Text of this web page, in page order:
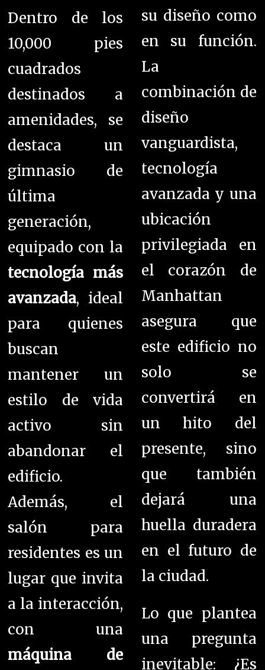
Dentro de los
10,000 pies
cuadrados
destinados a
amenidades, se
destaca un
gimnasio de
última
generación,
equipado con la
tecnología más
avanzada, ideal
para quienes
buscan
mantener un
estilo de vida
activo sin
abandonar el
edificio.
Además, el
salón para
residentes es un
lugar que invita
a la interacción,
con una
máquina de
su diseño como
en su función.
La
combinación de
diseño
vanguardista,
tecnología
avanzada y una
ubicación
privilegiada en
el corazón de
Manhattan
asegura que
este edificio no
solo se
convertirá en
un hito del
presente, sino
que también
dejará una
huella duradera
en el futuro de
la ciudad.
Lo que plantea
una pregunta
inevitable: ¿Es